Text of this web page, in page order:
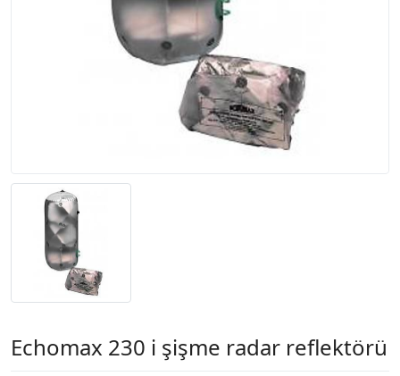
Echomax 230 i şişme radar reflektörü